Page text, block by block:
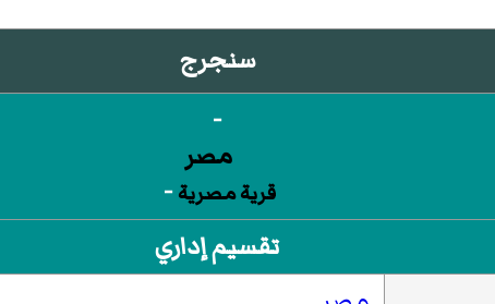
سنجرج
-
قرية مصرية-
تقسيم إداري